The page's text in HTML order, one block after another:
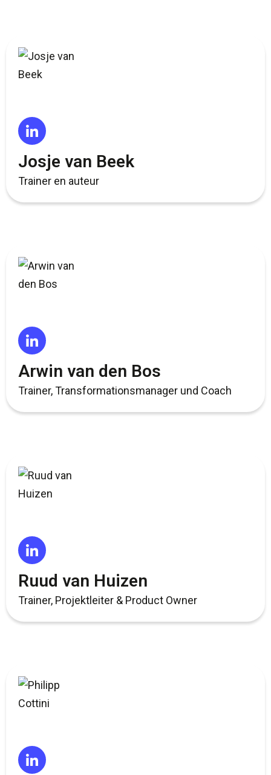
Josje van Beek
Trainer en auteur
Arwin van den Bos
Trainer, Transformationsmanager und Coach
Ruud van Huizen
Trainer, Projektleiter & Product Owner